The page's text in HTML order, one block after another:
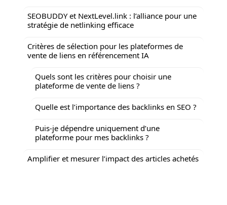
SEOBUDDY et NextLevel.link : l’alliance pour une
stratégie de netlinking efficace
Critères de sélection pour les plateformes de
vente de liens en référencement IA
Quels sont les critères pour choisir une
plateforme de vente de liens ?
Quelle est l’importance des backlinks en SEO ?
Puis-je dépendre uniquement d’une
plateforme pour mes backlinks ?
Amplifier et mesurer l’impact des articles achetés